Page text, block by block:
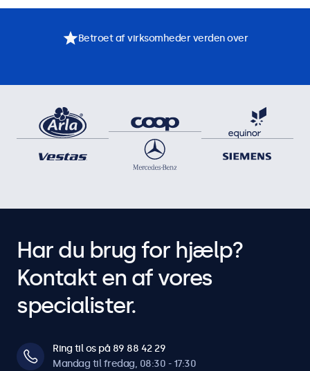
Betroet af virksomheder verden over
Har du brug for hjælp?
Kontakt en af vores
specialister.
Ring til os på 89 88 42 29
Mandag til fredag, 08:30 - 17:30